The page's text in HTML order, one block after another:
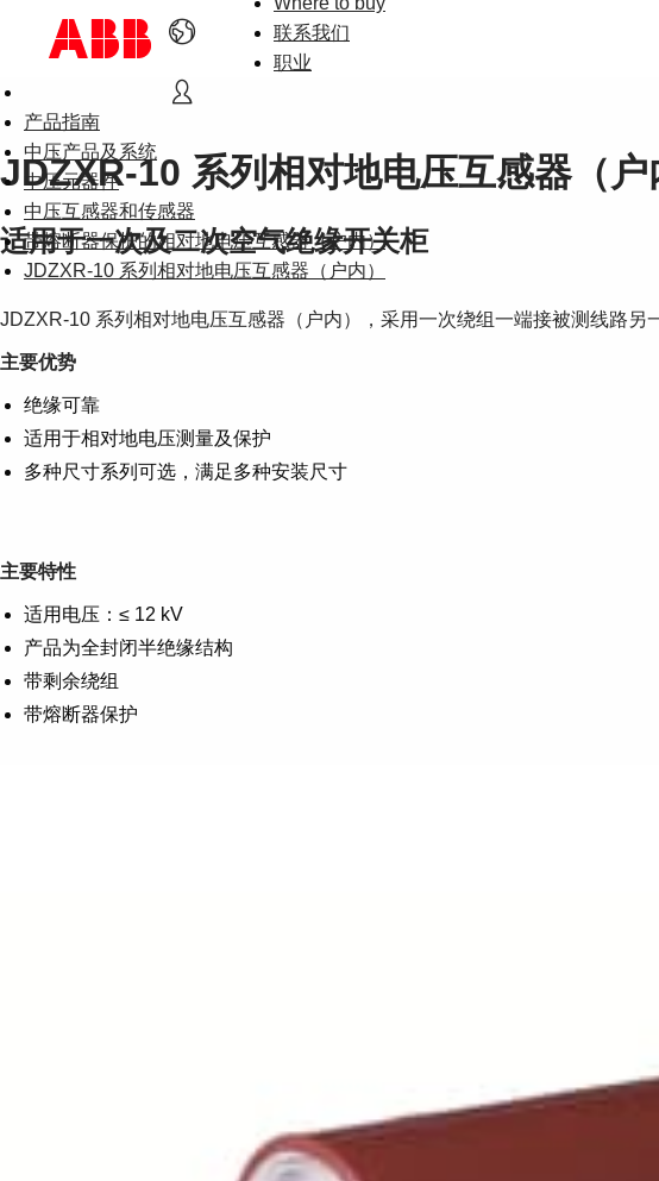
联系我们
职业
产品指南
中压产品及系统
中压元器件
中压互感器和传感器
带熔断器保护的相对地电压互感器（户内）
JDZXR-10 系列相对地电压互感器（户内）
JDZXR-10 系列相对地电压互感器（户
适用于一次及二次空气绝缘开关柜
JDZXR-10 系列相对地电压互感器（户内），采用一次绕组一端接被测线路
主要优势
绝缘可靠
适用于相对地电压测量及保护
多种尺寸系列可选，满足多种安装尺寸
主要特性
适用电压：≤ 12 kV
产品为全封闭半绝缘结构
带剩余绕组
带熔断器保护